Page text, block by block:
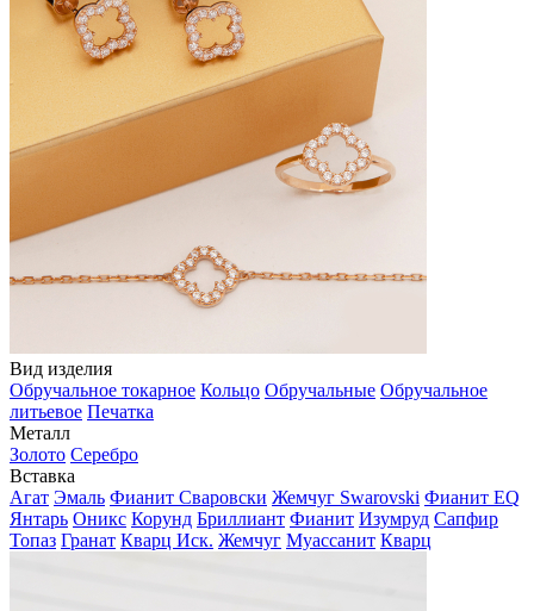
Вид изделия
Обручальное токарное Кольцо Обручальные Обручальное
литьевое Печатка
Металл
Золото Серебро
Вставка
Агат Эмаль Фианит Сваровски Жемчуг Swarovski Фианит EQ
Янтарь Оникс Корунд Бриллиант Фианит Изумруд Сапфир
Топаз Гранат Кварц Иск. Жемчуг Муассанит Кварц